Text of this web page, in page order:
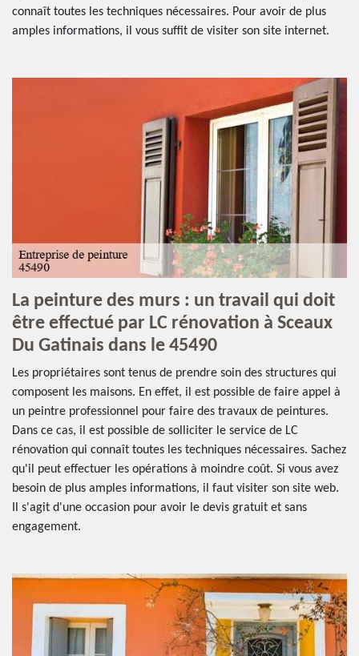
connaît toutes les techniques nécessaires. Pour avoir de plus
amples informations, il vous suffit de visiter son site internet.
La peinture des murs : un travail qui doit
être effectué par LC rénovation à Sceaux
Du Gatinais dans le 45490
Les propriétaires sont tenus de prendre soin des structures qui
composent les maisons. En effet, il est possible de faire appel à
un peintre professionnel pour faire des travaux de peintures.
Dans ce cas, il est possible de solliciter le service de LC
rénovation qui connaît toutes les techniques nécessaires. Sachez
qu'il peut effectuer les opérations à moindre coût. Si vous avez
besoin de plus amples informations, il faut visiter son site web.
Il s'agit d'une occasion pour avoir le devis gratuit et sans
engagement.